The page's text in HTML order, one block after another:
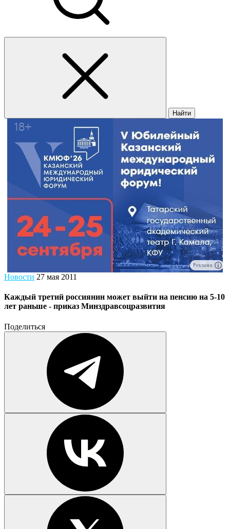
Найти
Реклама
Новости 27 мая 2011
Каждый третий россиянин может выйти на пенсию на 5-10
лет раньше - приказ Минздравсоцразвития
Поделиться